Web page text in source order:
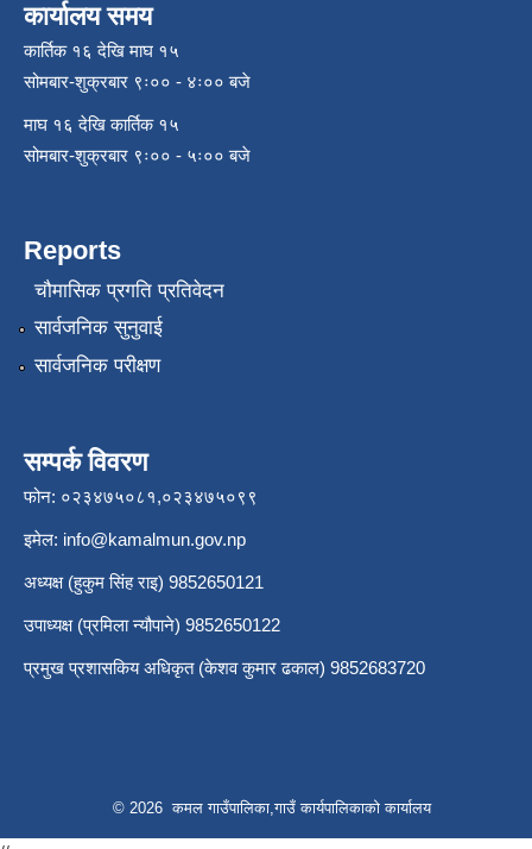
कार्यालय समय
कार्तिक १६ देखि माघ १५
सोमबार-शुक्रबार ९ः०० - ४ः०० बजे
माघ १६ देखि कार्तिक १५
सोमबार-शुक्रबार ९ः०० - ५ः०० बजे
Reports
चौमासिक प्रगति प्रतिवेदन
सार्वजनिक सुनुवाई
सार्वजनिक परीक्षण
सम्पर्क विवरण
फोन: ०२३४७५०८१,०२३४७५०९९
इमेल: info@kamalmun.gov.np
अध्यक्ष (हुकुम सिंह राइ) 9852650121
उपाध्यक्ष (प्रमिला न्यौपाने) 9852650122
प्रमुख प्रशासकिय अधिकृत (केशव कुमार ढकाल) 9852683720
© 2026 कमल गाउँपालिका,गाउँ कार्यपालिकाको कार्यालय